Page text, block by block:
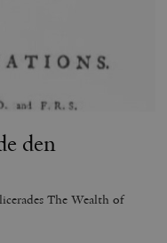
den
The Wealth of